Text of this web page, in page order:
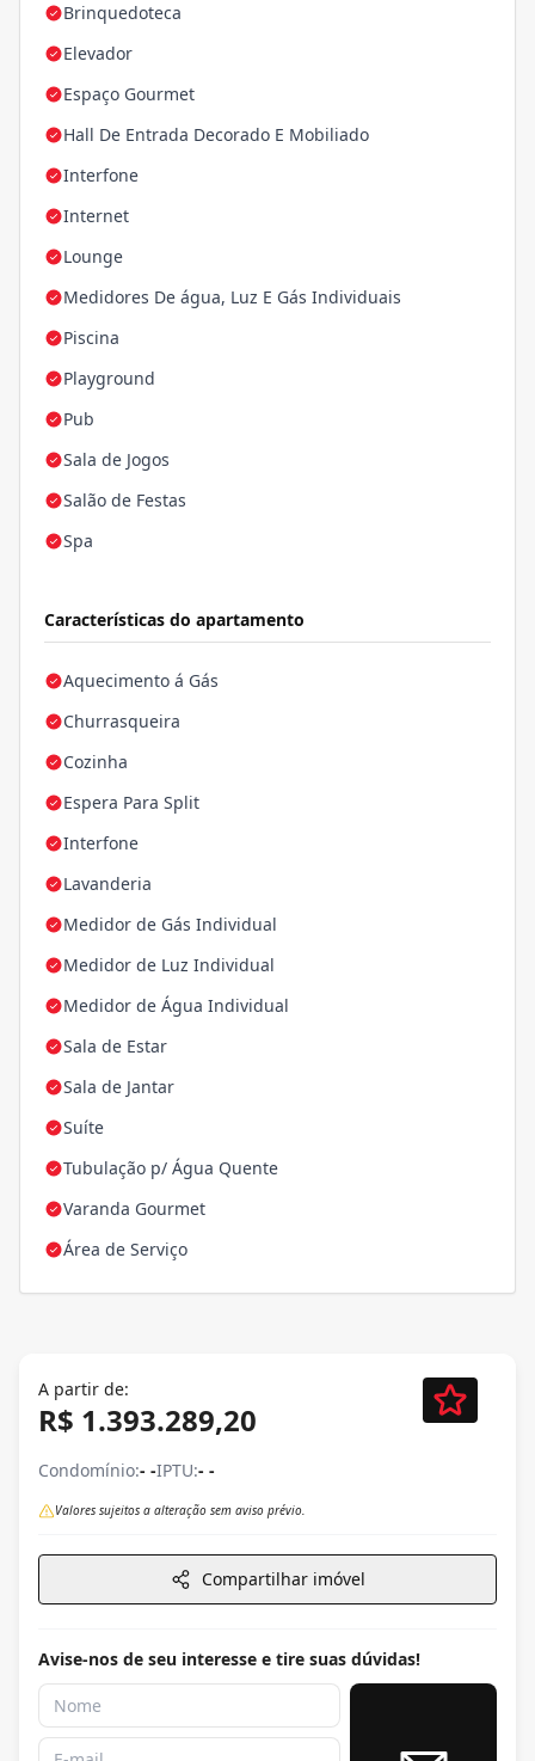
Brinquedoteca
Elevador
Espaço Gourmet
Hall De Entrada Decorado E Mobiliado
Interfone
Internet
Lounge
Medidores De água, Luz E Gás Individuais
Piscina
Playground
Pub
Sala de Jogos
Salão de Festas
Spa
Características do apartamento
Aquecimento á Gás
Churrasqueira
Cozinha
Espera Para Split
Interfone
Lavanderia
Medidor de Gás Individual
Medidor de Luz Individual
Medidor de Água Individual
Sala de Estar
Sala de Jantar
Suíte
Tubulação p/ Água Quente
Varanda Gourmet
Área de Serviço
A partir de:
R$ 1.393.289,20
Condomínio:- -IPTU:- -
Valores sujeitos a alteração sem aviso prévio.
Compartilhar imóvel
Avise-nos de seu interesse e tire suas dúvidas!